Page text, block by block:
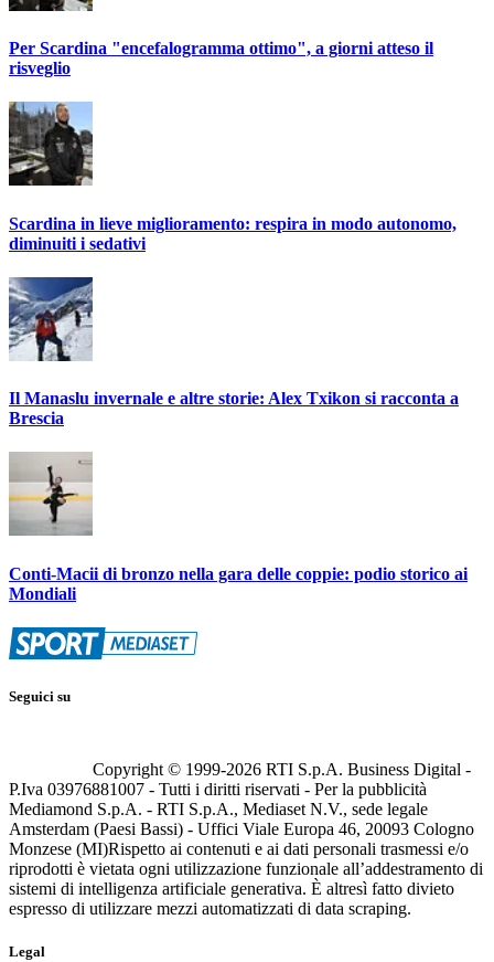
Per Scardina "encefalogramma ottimo", a giorni atteso il
risveglio
Scardina in lieve miglioramento: respira in modo autonomo,
diminuiti i sedativi
Il Manaslu invernale e altre storie: Alex Txikon si racconta a
Brescia
Conti-Macii di bronzo nella gara delle coppie: podio storico ai
Mondiali
Seguici su
Copyright © 1999-2026 RTI S.p.A. Business Digital -
P.Iva 03976881007 - Tutti i diritti riservati - Per la pubblicità
Mediamond S.p.A. - RTI S.p.A., Mediaset N.V., sede legale
Amsterdam (Paesi Bassi) - Uffici Viale Europa 46, 20093 Cologno
Monzese (MI)Rispetto ai contenuti e ai dati personali trasmessi e/o
riprodotti è vietata ogni utilizzazione funzionale all’addestramento di
sistemi di intelligenza artificiale generativa. È altresì fatto divieto
espresso di utilizzare mezzi automatizzati di data scraping.
Legal